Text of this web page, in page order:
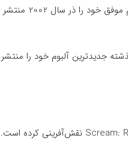
آوریل بیشتر برای آهنگ‌هایی مانند «Complicated» و «Sk8er Boi». او اولین آلبوم موفق خود را ذر سال 2002 منتشر
جدیدترین آلبوم خود را منتشر